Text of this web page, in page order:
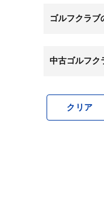
ゴルフクラブ
中古ゴルフク
クリア